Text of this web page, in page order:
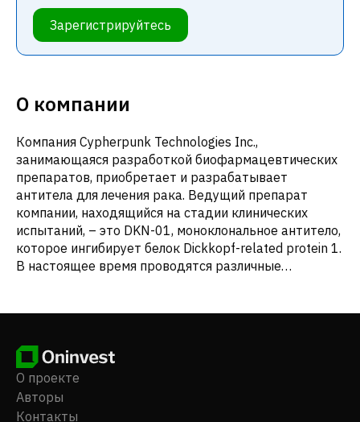
Зарегистрируйтесь
О компании
Компания Cypherpunk Technologies Inc.,
занимающаяся разработкой биофармацевтических
препаратов, приобретает и разрабатывает
антитела для лечения рака. Ведущий препарат
компании, находящийся на стадии клинических
испытаний, – это DKN-01, моноклональное антитело,
которое ингибирует белок Dickkopf-related protein 1.
В настоящее время проводятся различные
гинекологических онкологических заболеваний и
разрабатывает FL-501, моноклональное антитело,
которое ингибирует белок GDF-15 и находится на
стадии доклинических испытаний. Компания имеет
соглашение о предоставлении опциона и лицензии с
О проекте
Авторы
Контакты